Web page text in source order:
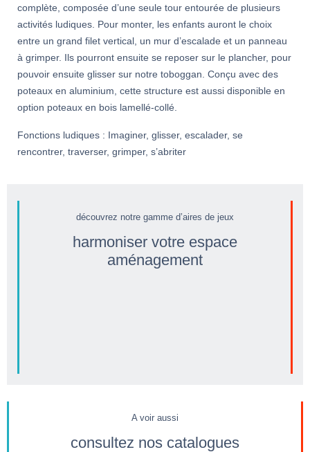
complète, composée d’une seule tour entourée de plusieurs
activités ludiques. Pour monter, les enfants auront le choix
entre un grand filet vertical, un mur d’escalade et un panneau
à grimper. Ils pourront ensuite se reposer sur le plancher, pour
pouvoir ensuite glisser sur notre toboggan. Conçu avec des
poteaux en aluminium, cette structure est aussi disponible en
option poteaux en bois lamellé-collé.
Fonctions ludiques : Imaginer, glisser, escalader, se
rencontrer, traverser, grimper, s’abriter
découvrez notre gamme d’aires de jeux
harmoniser votre espace
aménagement
A voir aussi
consultez nos catalogues